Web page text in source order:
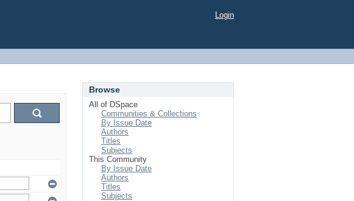
Login
Browse
All of DSpace
Communities & Collections
By Issue Date
Authors
Titles
Subjects
This Community
By Issue Date
Authors
Titles
Subjects